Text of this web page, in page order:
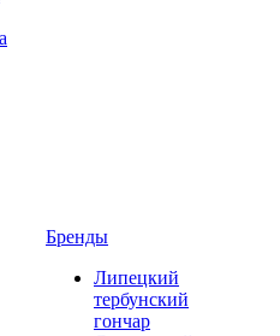
Бренды
Липецкий
тербунский
гончар